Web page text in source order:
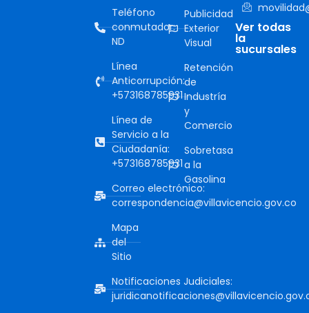
Teléfono
conmutador:
ND
Línea
Anticorrupción:
+573168785931
Línea de
Servicio a la
Ciudadanía:
+573168785931
Correo electrónico:
correspondencia@villavicencio.gov.co
Mapa
del
Sitio
Notificaciones Judiciales:
Publicidad
Exterior
Visual
Retención
de
Industría
y
Comercio
Sobretasa
a la
Gasolina
Ver todas
la
sucursales